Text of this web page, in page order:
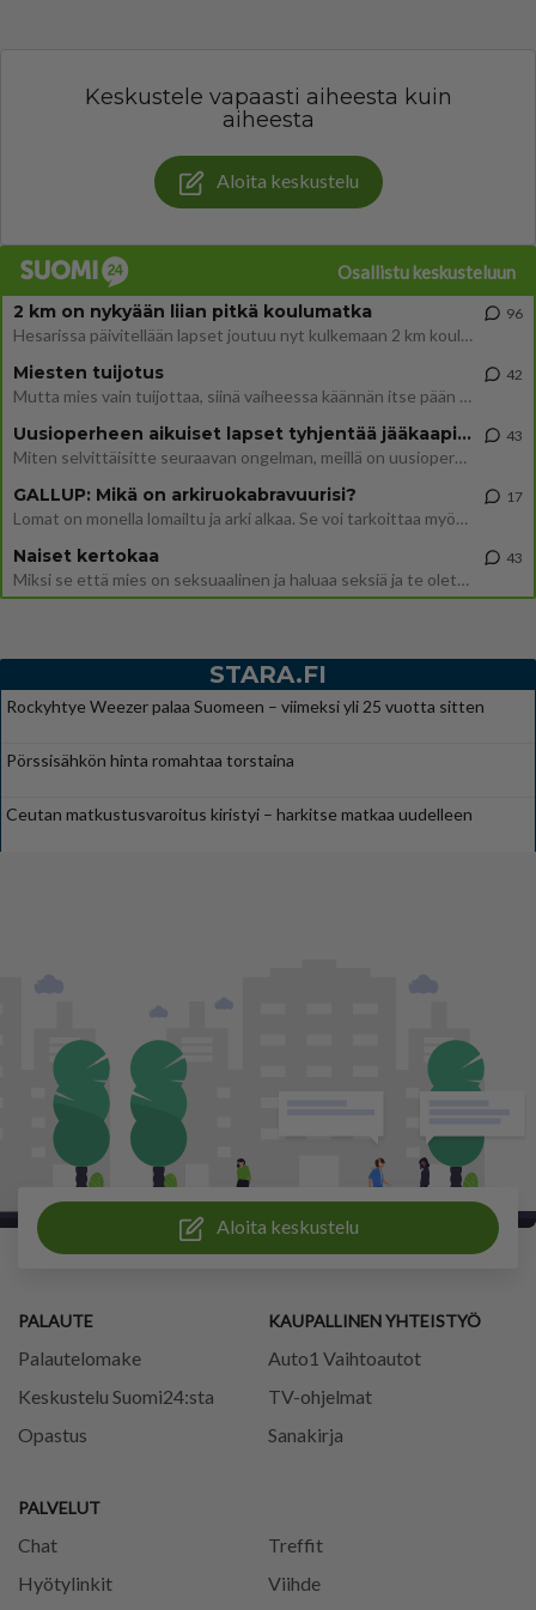
Keskustele vapaasti aiheesta kuin
aiheesta
Aloita keskustelu
Osallistu keskusteluun
2 km on nykyään liian pitkä koulumatka
Hesarissa päivitellään lapset joutuu nyt kulkemaan 2 km kouluun jösses. Ruostefillarilla tuo matka menee vaikka miten äk
96
Miesten tuijotus
Mutta mies vain tuijottaa, siinä vaiheessa käännän itse pään pois. Mikä juttu? Yleensä jos joku tuijottaa tai katsoo, hä
42
Uusioperheen aikuiset lapset tyhjentää jääkaapin käydessään
Miten selvittäisitte seuraavan ongelman, meillä on uusioperhe, minulla teini-ikäiset lapset ja puolisolla aikuiset, jotk
43
GALLUP: Mikä on arkiruokabravuurisi?
Lomat on monella lomailtu ja arki alkaa. Se voi tarkoittaa myös sitä, että grillailut on grillattu ja palataan arjen ruo
17
Naiset kertokaa
Miksi se että mies on seksuaalinen ja haluaa seksiä ja te olette hänen mielestänne haluttava on vastenmielistä? Mikä sii
43
STARA.FI
Rockyhtye Weezer palaa Suomeen – viimeksi yli 25 vuotta sitten
Pörssisähkön hinta romahtaa torstaina
Ceutan matkustusvaroitus kiristyi – harkitse matkaa uudelleen
Aloita keskustelu
PALAUTE
Palautelomake
Keskustelu Suomi24:sta
Opastus
PALVELUT
Chat
Treffit
Hyötylinkit
Viihde
KAUPALLINEN YHTEISTYÖ
Auto1 Vaihtoautot
TV-ohjelmat
Sanakirja